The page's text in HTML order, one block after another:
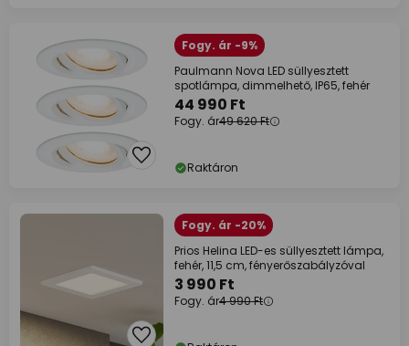
Fogy. ár -9%
Paulmann Nova LED süllyesztett
spotlámpa, dimmelhető, IP65, fehér
44 990 Ft
Fogy. ár49 620 Ft
Raktáron
Fogy. ár -20%
Prios Helina LED-es süllyesztett lámpa,
fehér, 11,5 cm, fényerőszabályzóval
3 990 Ft
Fogy. ár4 990 Ft